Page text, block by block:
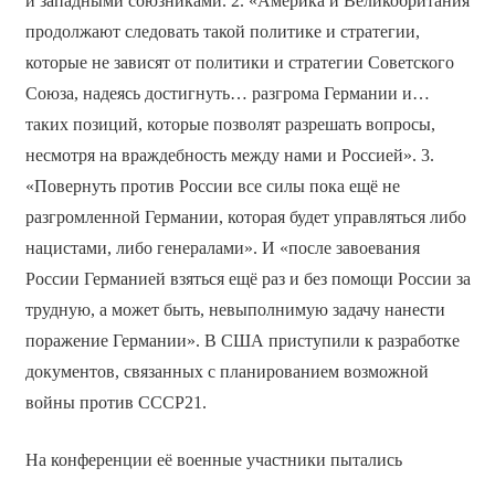
продолжают следовать такой политике и стратегии,
которые не зависят от политики и стратегии Советского
Союза, надеясь достигнуть… разгрома Германии и…
таких позиций, которые позволят разрешать вопросы,
несмотря на враждебность между нами и Россией». 3.
«Повернуть против России все силы пока ещё не
разгромленной Германии, которая будет управляться либо
нацистами, либо генералами». И «после завоевания
России Германией взяться ещё раз и без помощи России за
трудную, а может быть, невыполнимую задачу нанести
поражение Германии». В США приступили к разработке
документов, связанных с планированием возможной
войны против СССР21.
На конференции её военные участники пытались